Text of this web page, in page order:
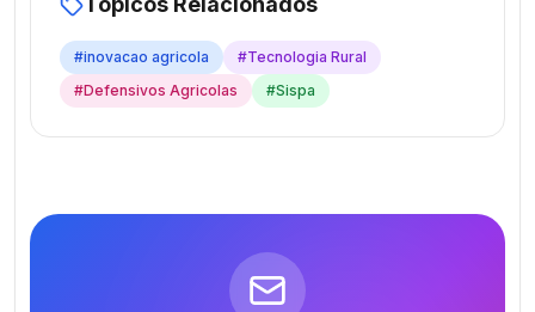
#inovacao agricola #Tecnologia Rural
#Defensivos Agricolas #Sispa